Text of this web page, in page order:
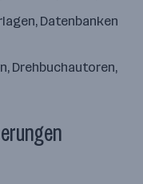
Datenbanken
Drehbuchautoren,